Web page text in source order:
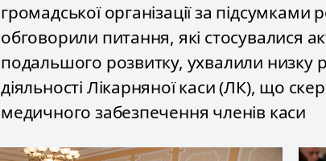
громадської організації за
обговорили питання, які стосувалися
подальшого розвитку, ухвалили низку
діяльності Лікарняної каси (ЛК), що
медичного забезпечення членів каси